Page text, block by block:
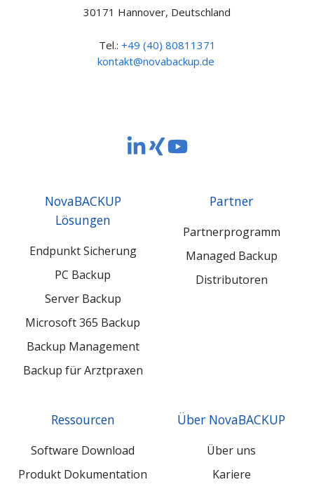
30171 Hannover, Deutschland
Tel.: +49 (40) 80811371
kontakt@novabackup.de
NovaBACKUP
NovaBACKUP
NovaBACKUP
YouTube
NovaBACKUP
Lösungen
Endpunkt Sicherung
PC Backup
Server Backup
Microsoft 365 Backup
Backup Management
Backup für Arztpraxen
Partner
Partnerprogramm
Managed Backup
Distributoren
Ressourcen
Software Download
Produkt Dokumentation
Über NovaBACKUP
Über uns
Kariere